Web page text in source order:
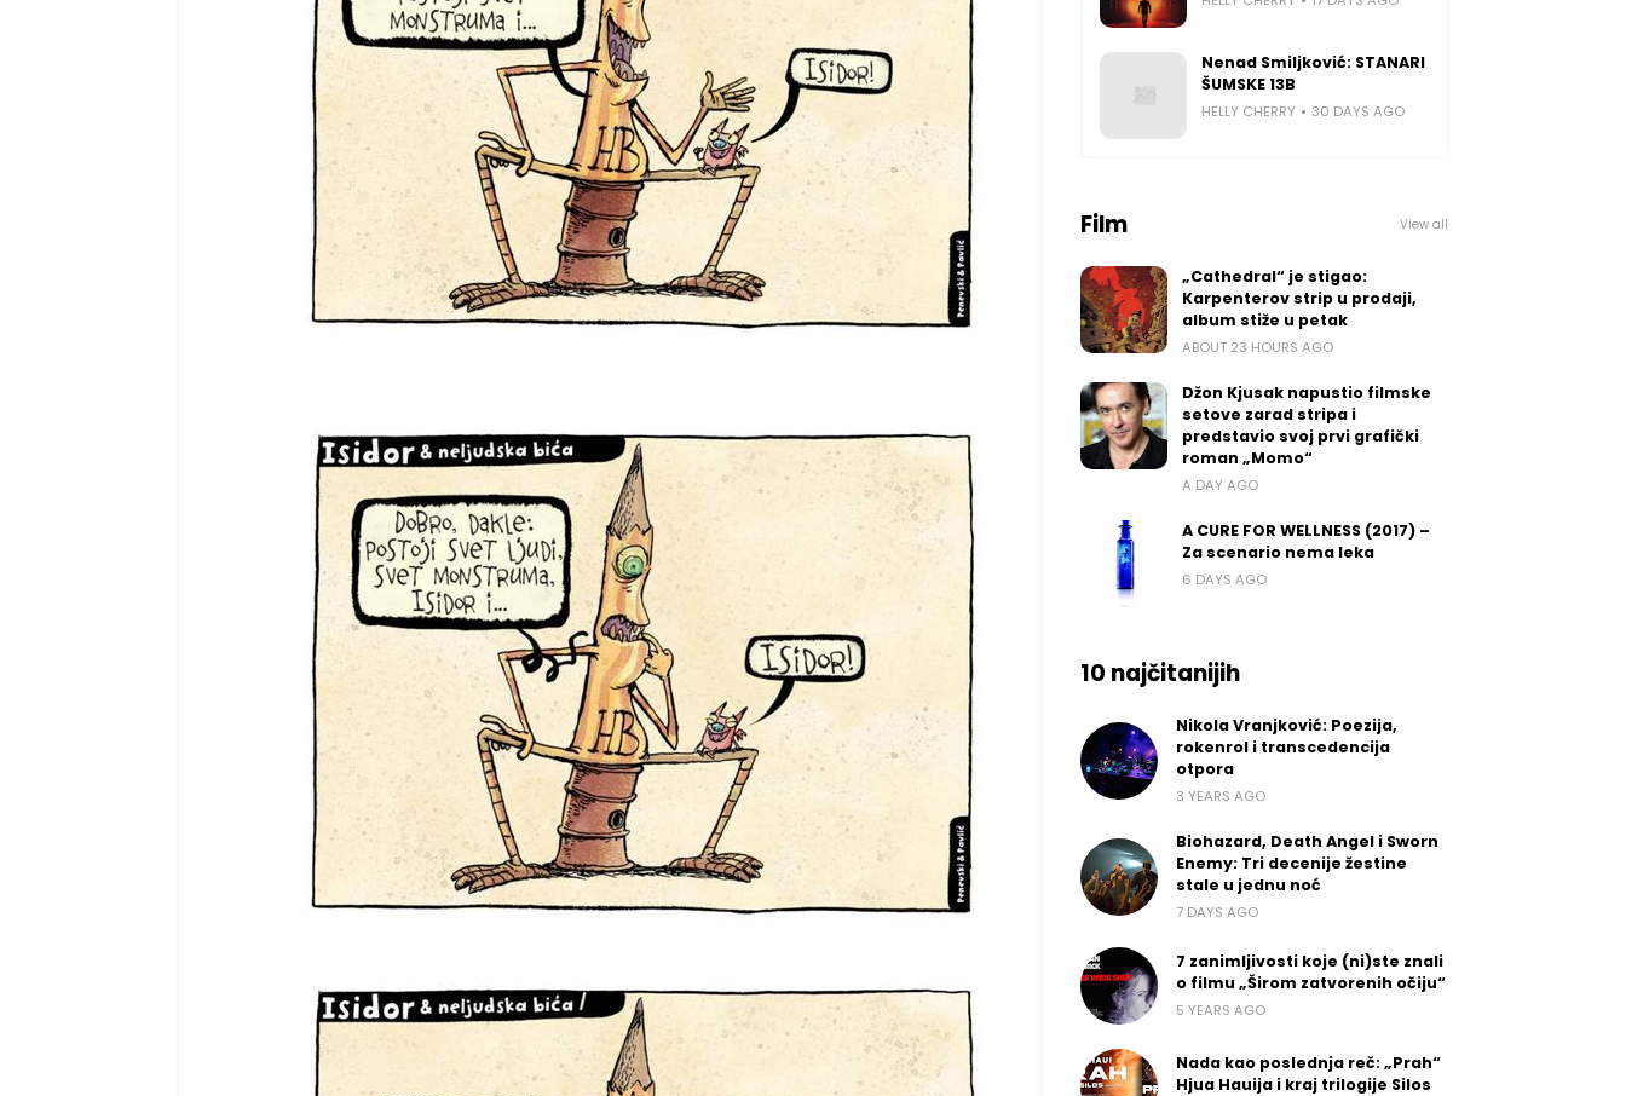
Nenad Smiljković: STANARI
ŠUMSKE 13B
HELLY CHERRY 30 DAYS AGO
Film View all
„Cathedral“ je stigao:
Karpenterov strip u prodaji,
album stiže u petak
ABOUT 23 HOURS AGO
Džon Kjusak napustio filmske
setove zarad stripa i
predstavio svoj prvi grafički
roman „Momo“
A DAY AGO
A CURE FOR WELLNESS (2017) –
Za scenario nema leka
6 DAYS AGO
10 najčitanijih
Nikola Vranjković: Poezija,
rokenrol i transcedencija
otpora
3 YEARS AGO
Biohazard, Death Angel i Sworn
Enemy: Tri decenije žestine
stale u jednu noć
7 DAYS AGO
7 zanimljivosti koje (ni)ste znali
o filmu „Širom zatvorenih očiju“
5 YEARS AGO
Nada kao poslednja reč: „Prah“
Hjua Hauija i kraj trilogije Silos